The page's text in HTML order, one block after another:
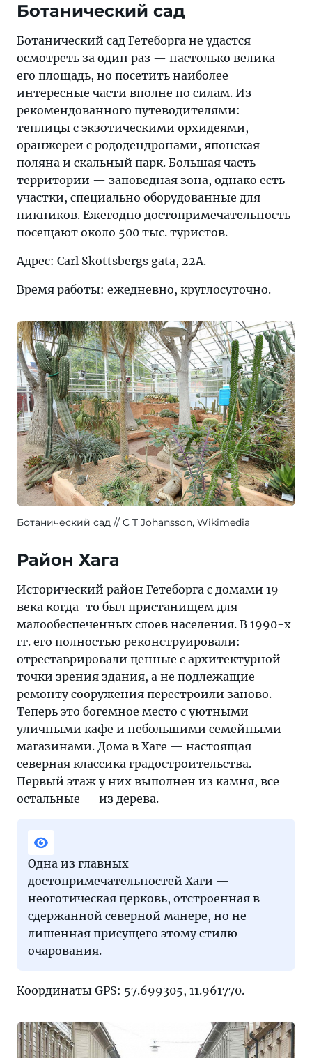
Ботанический сад
Ботанический сад Гетеборга не удастся
осмотреть за один раз — настолько велика
его площадь, но посетить наиболее
интересные части вполне по силам. Из
рекомендованного путеводителями:
теплицы с экзотическими орхидеями,
оранжереи с рододендронами, японская
поляна и скальный парк. Большая часть
территории — заповедная зона, однако есть
участки, специально оборудованные для
пикников. Ежегодно достопримечательность
посещают около 500 тыс. туристов.
Адрес: Carl Skottsbergs gata, 22A.
Время работы: ежедневно, круглосуточно.
Ботанический сад C T Johansson, Wikimedia
Район Хага
Исторический район Гетеборга с домами 19
века когда-то был пристанищем для
малообеспеченных слоев населения. В 1990-х
гг. его полностью реконструировали:
отреставрировали ценные с архитектурной
точки зрения здания, а не подлежащие
ремонту сооружения перестроили заново.
Теперь это богемное место с уютными
уличными кафе и небольшими семейными
магазинами. Дома в Хаге — настоящая
северная классика градостроительства.
Первый этаж у них выполнен из камня, все
остальные — из дерева.
Одна из главных
достопримечательностей Хаги —
неоготическая церковь, отстроенная в
сдержанной северной манере, но не
лишенная присущего этому стилю
очарования.
Координаты GPS: 57.699305, 11.961770.